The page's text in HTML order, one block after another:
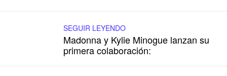
SEGUIR LEYENDO
Madonna y Kylie Minogue lanzan su
primera colaboración: